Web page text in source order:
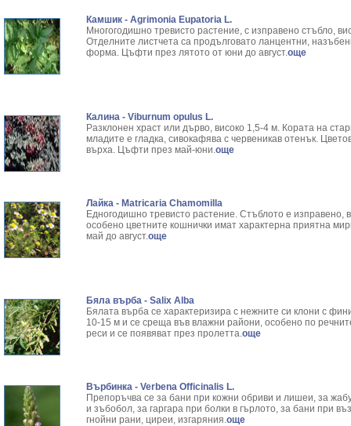
Камшик - Agrimonia Eupatoria L.
Многогодишно тревисто растение, с изправено стъбло,
Отделните листчета са продълговато ланцентни,
форма. Цъфти през лятото от юни до август.още
Калина - Viburnum opulus L.
Разклонен храст или дърво, високо 1,5-4 м. Кората на
младите е гладка, сивокафява с червеникав отенък.
върха. Цъфти през май-юни.още
Лайка - Matricaria Chamomilla
Едногодишно тревисто растение. Стъблото е изправено,
особено цветните кошнички имат характерна приятна
май до август.още
Бяла върба - Salix Аlba
Бялата върба се характеризира с нежните си клони с
10-15 м и се среща във влажни райони, особено по
реси и се появяват през пролетта.още
Върбинка - Verbena Officinalis L.
Препоръчва се за бани при кожни обриви и лишеи, за
и зъбобол, за гаргара при болки в гърлото, за бани при
гнойни рани, циреи, изгаряния.още